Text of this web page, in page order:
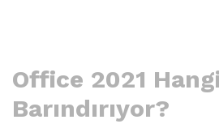
Office 2021
Barındırıyor?